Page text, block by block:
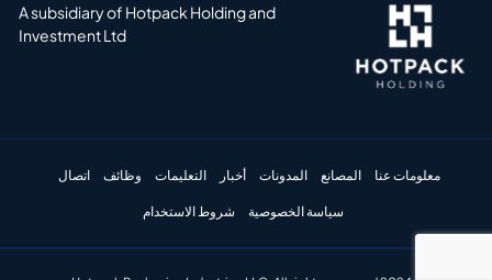
A subsidiary of Hotpack Holding and
Investment Ltd
معلومات عنا المصانع المدونات أخبار التعليمات وظائف اتصال
سياسة الخصوصية شروط الاستخدام